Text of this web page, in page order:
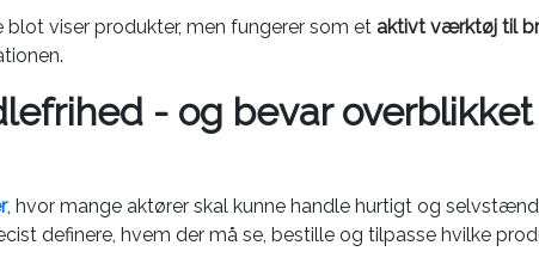
viser produkter, men fungerer som et aktivt værktøj til
- og bevar overblikket
, hvor mange aktører skal kunne handle hurtigt og
definere, hvem der må se, bestille og tilpasse hvilke